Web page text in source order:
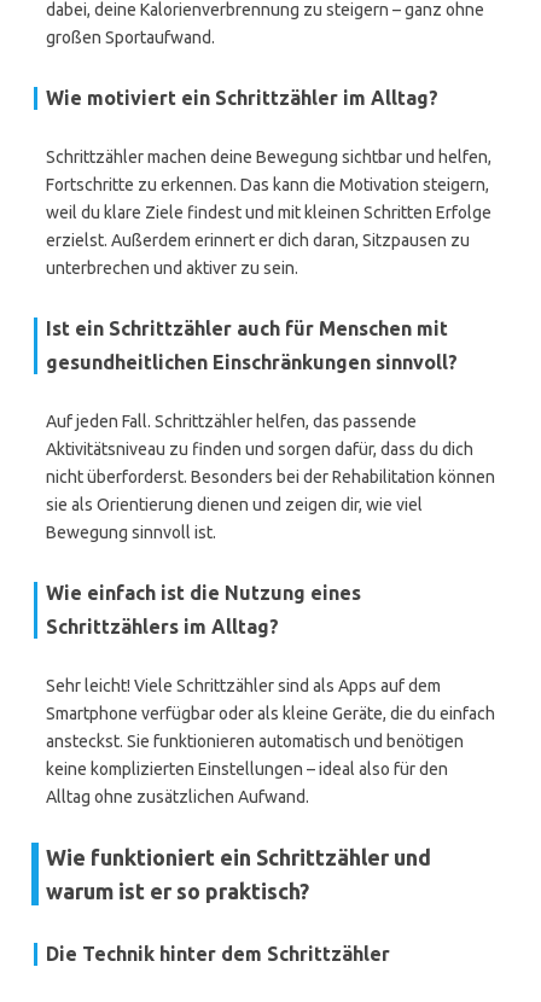
dabei, deine Kalorienverbrennung zu steigern – ganz ohne
großen Sportaufwand.
Wie motiviert ein Schrittzähler im Alltag?
Schrittzähler machen deine Bewegung sichtbar und helfen,
Fortschritte zu erkennen. Das kann die Motivation steigern,
weil du klare Ziele findest und mit kleinen Schritten Erfolge
erzielst. Außerdem erinnert er dich daran, Sitzpausen zu
unterbrechen und aktiver zu sein.
Ist ein Schrittzähler auch für Menschen mit
gesundheitlichen Einschränkungen sinnvoll?
Auf jeden Fall. Schrittzähler helfen, das passende
Aktivitätsniveau zu finden und sorgen dafür, dass du dich
nicht überforderst. Besonders bei der Rehabilitation können
sie als Orientierung dienen und zeigen dir, wie viel
Bewegung sinnvoll ist.
Wie einfach ist die Nutzung eines
Schrittzählers im Alltag?
Sehr leicht! Viele Schrittzähler sind als Apps auf dem
Smartphone verfügbar oder als kleine Geräte, die du einfach
ansteckst. Sie funktionieren automatisch und benötigen
keine komplizierten Einstellungen – ideal also für den
Alltag ohne zusätzlichen Aufwand.
Wie funktioniert ein Schrittzähler und
warum ist er so praktisch?
Die Technik hinter dem Schrittzähler